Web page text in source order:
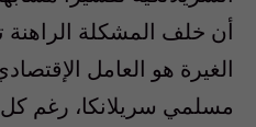
أن خلف المشكلة الراهنة
الغيرة هو العامل
مسلمي سريلانكا، رغم